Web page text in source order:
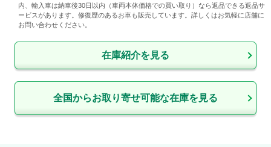
内、輸入車は納車後30日以内（車両本体価格での買い取り）なら返品できる返品サ
ービスがあります。修復歴のあるお車も販売しています。詳しくはお気軽に店舗に
お問い合わせください。
在庫紹介を見る
全国からお取り寄せ可能な在庫を見る